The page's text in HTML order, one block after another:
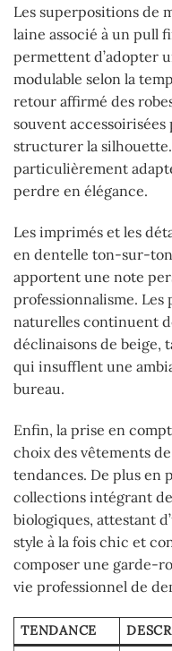
Les superpositions de
laine associé à un pull
permettent d’adopter
modulable selon la
retour affirmé des
souvent
structurer la silhouette.
particulièrement
perdre en élégance.
Les imprimés et les
en dentelle ton-sur-ton
apportent une note
professionnalisme. Les
naturelles continuent
déclinaisons de beige,
qui insufflent une
bureau.
Enfin, la prise en
choix des vêtements
tendances. De plus en
collections intégrant
biologiques, attestant
style à la fois chic et
composer une garde-
vie professionnel de
TENDANCE